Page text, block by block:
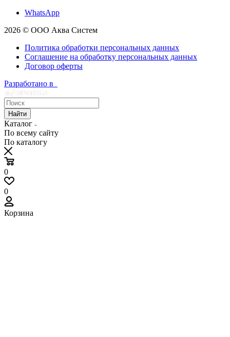
WhatsApp
2026 © ООО Аква Систем
Политика обработки персональных данных
Соглашение на обработку персональных данных
Договор оферты
Разработано в
Найти
Каталог
По всему сайту
По каталогу
0
0
Корзина